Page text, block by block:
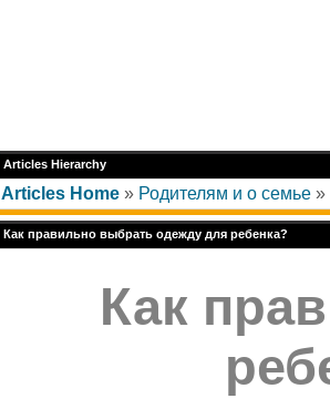
Articles Hierarchy
Articles Home » Родителям и о семье »
Как правильно выбрать одежду для ребенка?
Как